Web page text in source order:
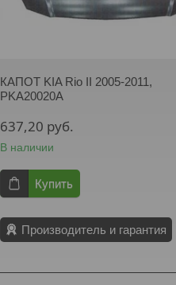
КАПОТ KIA Rio II 2005-2011,
PKA20020A
637,20 руб.
В наличии
Купить
Производитель и гарантия